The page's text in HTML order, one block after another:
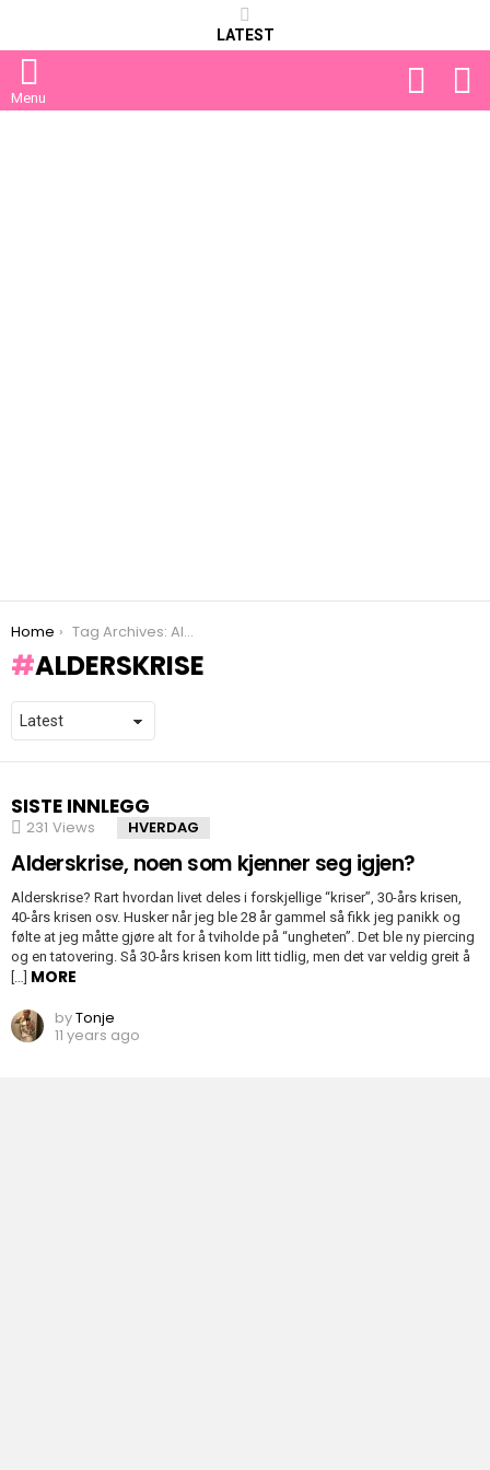
LATEST
Menu
You are here:
Home Tag Archives: Alderskrise
ALDERSKRISE
SISTE INNLEGG
231 Views HVERDAG
Alderskrise, noen som kjenner seg igjen?
Alderskrise? Rart hvordan livet deles i forskjellige “kriser”, 30-års krisen,
40-års krisen osv. Husker når jeg ble 28 år gammel så fikk jeg panikk og
følte at jeg måtte gjøre alt for å tviholde på “ungheten”. Det ble ny piercing
og en tatovering. Så 30-års krisen kom litt tidlig, men det var veldig greit å
[…] MORE
byTonje
11 years ago